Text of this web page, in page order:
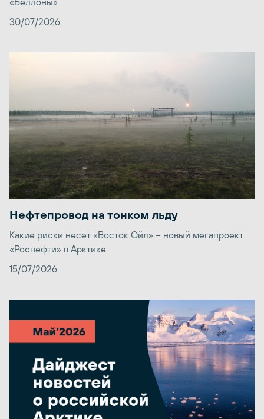
30/07/2026
Нефтепровод на тонком льду
Какие риски несет «Восток Ойл» – новый мегапроект
«Роснефти» в Арктике
15/07/2026